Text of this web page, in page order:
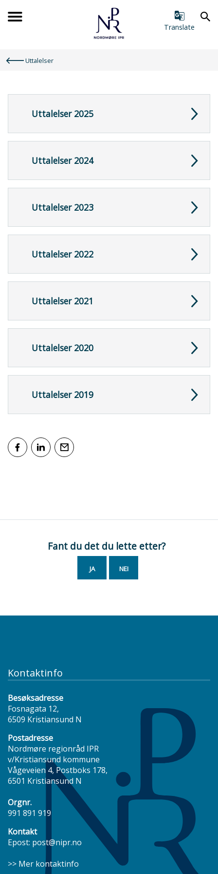
Forsiden
Translate
Uttalelser
Uttalelser 2025
Uttalelser 2024
Uttalelser 2023
Uttalelser 2022
Uttalelser 2021
Uttalelser 2020
Uttalelser 2019
Fant du det du lette etter?
JA NEI
Kontaktinfo
Besøksadresse
Fosnagata 12,
6509 Kristiansund N
Postadresse
Nordmøre regionråd IPR
v/Kristiansund kommune
Vågeveien 4, Postboks 178,
6501 Kristiansund N
Orgnr.
991 891 919
Kontakt
Epost: post@nipr.no
>> Mer kontaktinfo